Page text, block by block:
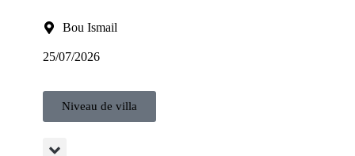
Bou Ismail
25/07/2026
Niveau de villa